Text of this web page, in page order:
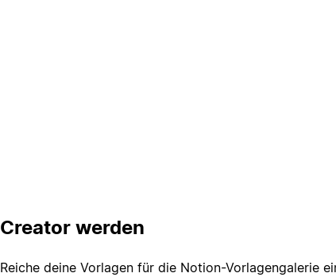
Creator werden
Reiche deine Vorlagen für die Notion-Vorlagengalerie